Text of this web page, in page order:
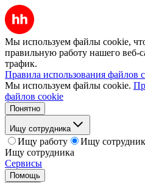
Мы используем файлы cookie,
правильную работу нашего веб-
трафик.
Правила использования файлов
Мы используем файлы cookie.
файлов cookie
Понятно
Ищу сотрудника
Ищу работу
Ищу
Ищу сотрудника
Сервисы
Помощь